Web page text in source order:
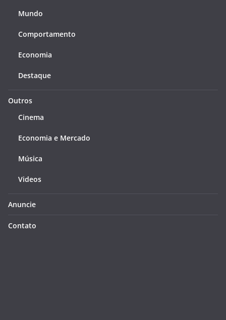
Mundo
Comportamento
Economia
Destaque
Outros
Cinema
Economia e Mercado
Música
Videos
Anuncie
Contato